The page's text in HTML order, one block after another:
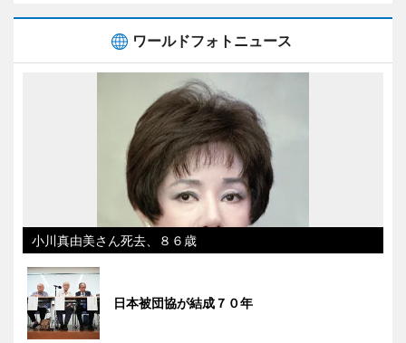
ワールドフォトニュース
小川真由美さん死去、８６歳
日本被団協が結成７０年